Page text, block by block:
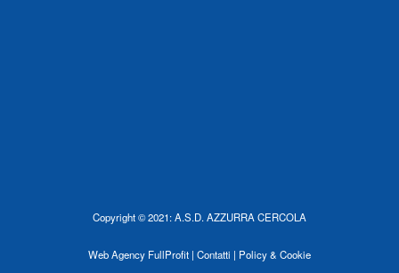
Copyright © 2021: A.S.D. AZZURRA CERCOLA
Web Agency FullProfit | Contatti | Policy & Cookie